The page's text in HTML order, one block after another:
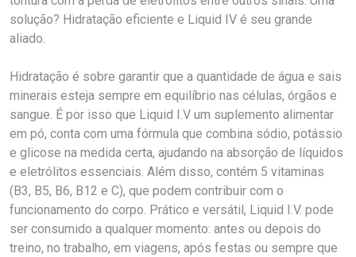
solução? Hidratação eficiente e Liquid IV é seu grande
aliado.
Hidratação é sobre garantir que a quantidade de água e sais
minerais esteja sempre em equilíbrio nas células, órgãos e
sangue. É por isso que Liquid I.V um suplemento alimentar
em pó, conta com uma fórmula que combina sódio, potássio
e glicose na medida certa, ajudando na absorção de líquidos
e eletrólitos essenciais. Além disso, contém 5 vitaminas
(B3, B5, B6, B12 e C), que podem contribuir com o
funcionamento do corpo. Prático e versátil, Liquid I.V. pode
ser consumido a qualquer momento: antes ou depois do
treino, no trabalho, em viagens, após festas ou sempre que